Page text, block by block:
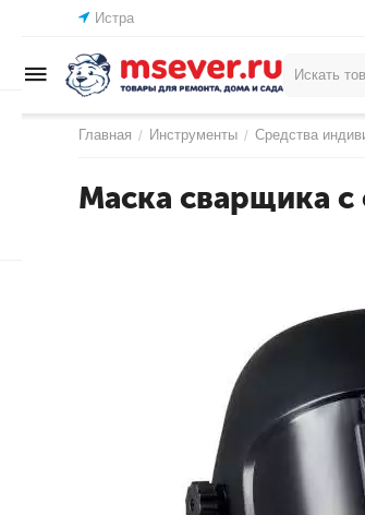
Истра
Главная / Инструменты / Средства
Маска сварщика